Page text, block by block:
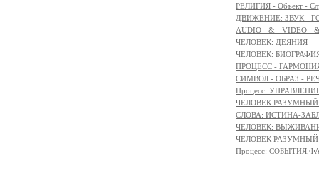
РЕЛИГИЯ - Объект -
ДВИЖЕНИЕ: ЗВУК -
AUDIO - & - VIDEO -
ЧЕЛОВЕК: ДЕЯНИЯ
ЧЕЛОВЕК:
ПРОЦЕСС -
СИМВОЛ - ОБРАЗ -
Процесс:
ЧЕЛОВЕК
СЛОВА: ИСТИНА-
ЧЕЛОВЕК: ВЫЖИВАНИЕ
ЧЕЛОВЕК РАЗУМНЫЙ:
Процесс: